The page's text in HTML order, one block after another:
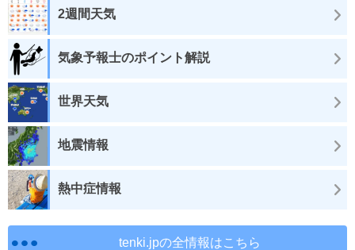
2週間天気
気象予報士のポイント解説
世界天気
地震情報
熱中症情報
tenki.jpの全情報はこちら